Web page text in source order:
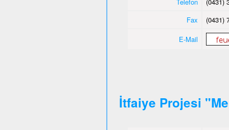
Fax
(0431)
E-Mail
İtfaiye Projesi